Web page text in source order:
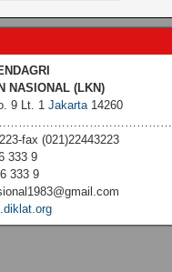
NASIONAL (LKN)
9 Lt. 1 Jakarta14260
fax (021)22443223
333 9
333 9